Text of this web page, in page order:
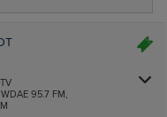
WDAE 95.7 FM,